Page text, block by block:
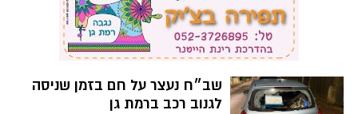
תכשיטי זהב בשווי אלפי שקלים; החקירה
הסתיימה והוגש נגדם כתב אישום
שב״ח נעצר על חם בזמן שניסה
לגנוב רכב ברמת גן